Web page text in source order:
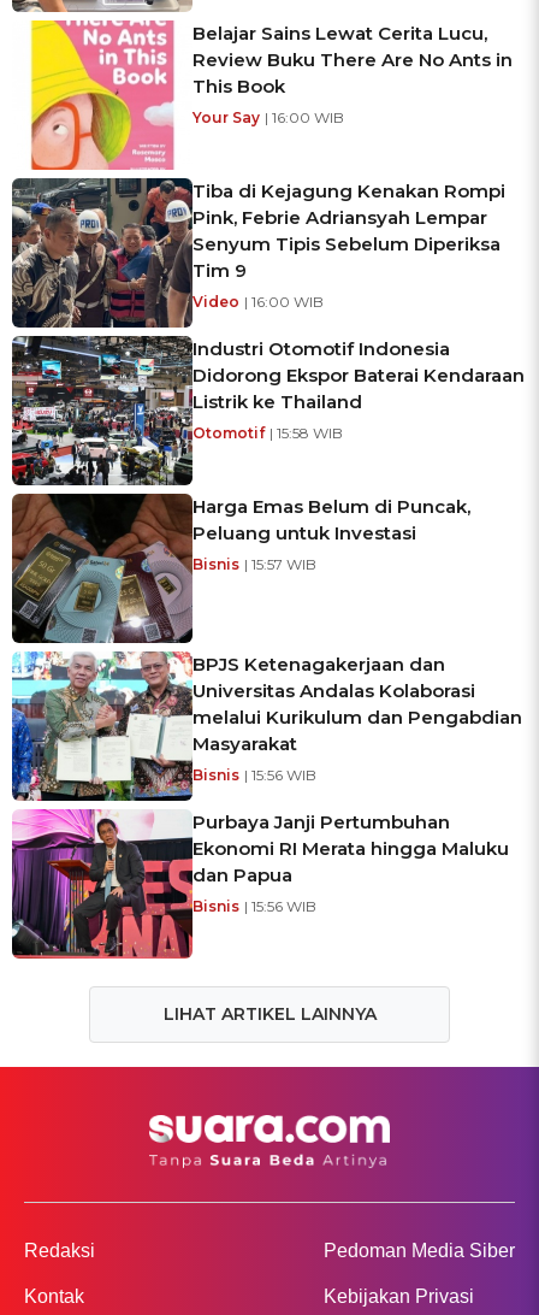
Belajar Sains Lewat Cerita Lucu,
Review Buku There Are No Ants in
This Book
Your Say | 16:00 WIB
Tiba di Kejagung Kenakan Rompi
Pink, Febrie Adriansyah Lempar
Senyum Tipis Sebelum Diperiksa
Tim 9
Video | 16:00 WIB
Industri Otomotif Indonesia
Didorong Ekspor Baterai Kendaraan
Listrik ke Thailand
Otomotif | 15:58 WIB
Harga Emas Belum di Puncak,
Peluang untuk Investasi
Bisnis | 15:57 WIB
BPJS Ketenagakerjaan dan
Universitas Andalas Kolaborasi
melalui Kurikulum dan Pengabdian
Masyarakat
Bisnis | 15:56 WIB
Purbaya Janji Pertumbuhan
Ekonomi RI Merata hingga Maluku
dan Papua
Bisnis | 15:56 WIB
LIHAT ARTIKEL LAINNYA
Redaksi
Kontak
Pedoman Media Siber
Kebijakan Privasi